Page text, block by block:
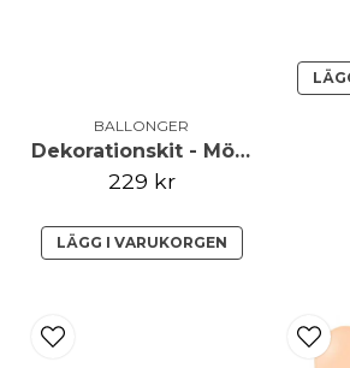
BALLONGER
Dekorationskit - Möhippa rosé
229 kr
LÄGG I VARUKORGEN